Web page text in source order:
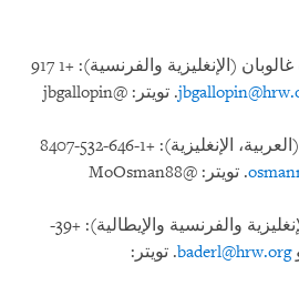
في باريس، جان-باتيست غالوبان (الإنغليزية والفرنسية): +1 917
. تويتر: @jbgallopin
في برلين، محمد عثمان (العربية، الإنغليزية): +1-646-532-8407
. تويتر: @MoOsman88
في روما، لاتيسيا بادر (الإنغليزية والفرنسية والإيطالية): +39-
baderl@hrw.org. تويتر: